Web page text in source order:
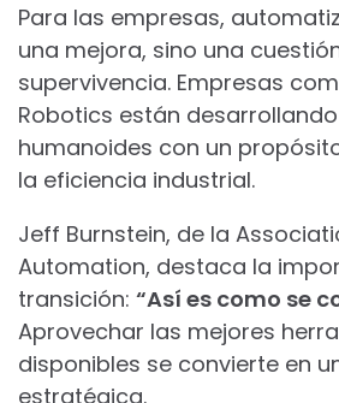
Para las empresas,
una mejora, sino una
supervivencia. Empresas
Robotics están
humanoides con un
la eficiencia industrial.
Jeff Burnstein, de la
Automation, destaca la
transición: “Así es como se
Aprovechar las mejores
disponibles se convierte en
estratégica.